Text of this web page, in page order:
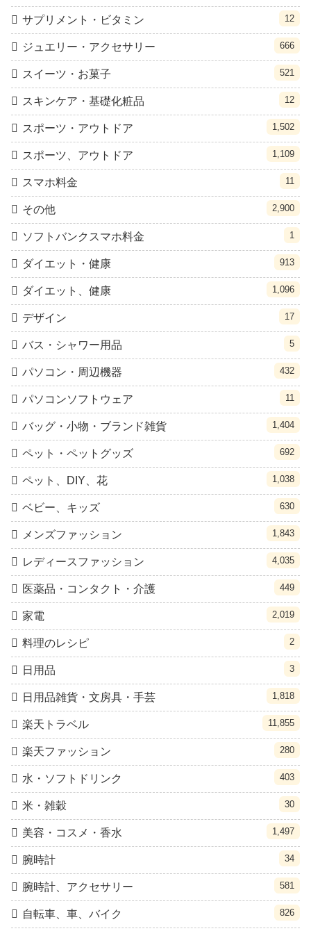
サプリメント・ビタミン 12
ジュエリー・アクセサリー 666
スイーツ・お菓子 521
スキンケア・基礎化粧品 12
スポーツ・アウトドア 1,502
スポーツ、アウトドア 1,109
スマホ料金 11
その他 2,900
ソフトバンクスマホ料金 1
ダイエット・健康 913
ダイエット、健康 1,096
デザイン 17
バス・シャワー用品 5
パソコン・周辺機器 432
パソコンソフトウェア 11
バッグ・小物・ブランド雑貨 1,404
ペット・ペットグッズ 692
ペット、DIY、花 1,038
ベビー、キッズ 630
メンズファッション 1,843
レディースファッション 4,035
医薬品・コンタクト・介護 449
家電 2,019
料理のレシピ 2
日用品 3
日用品雑貨・文房具・手芸 1,818
楽天トラベル 11,855
楽天ファッション 280
水・ソフトドリンク 403
米・雑穀 30
美容・コスメ・香水 1,497
腕時計 34
腕時計、アクセサリー 581
自転車、車、バイク 826